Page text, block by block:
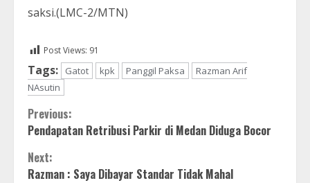
saksi.(LMC-2/MTN)
Post Views: 91
Tags: Gatot kpk Panggil Paksa
Razman Arif
NAsutin
Continue
Reading
Previous:
Pendapatan Retribusi Parkir di Medan Diduga Bocor
Next:
Razman : Saya Dibayar Standar Tidak Mahal